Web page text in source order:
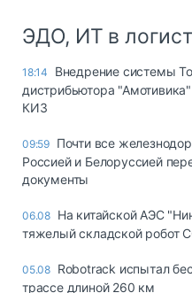
ЭДО, ИТ в
18:14
Внедрение системы
дистрибьютора
КИЗ
09:59 Почти все
Россией и Белоруссией
документы
06.08 На китайской АЭС
тяжелый складской робот
05.08 Robotrack испытал
трассе длиной 260 км